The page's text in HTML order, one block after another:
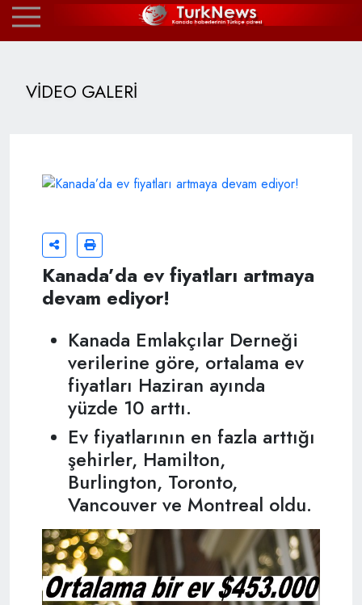
VİDEO GALERİ
Kanada’da ev fiyatları artmaya
devam ediyor!
Kanada Emlakçılar Derneği
verilerine göre, ortalama ev
fiyatları Haziran ayında
yüzde 10 arttı.
Ev fiyatlarının en fazla arttığı
şehirler, Hamilton,
Burlington, Toronto,
Vancouver ve Montreal oldu.